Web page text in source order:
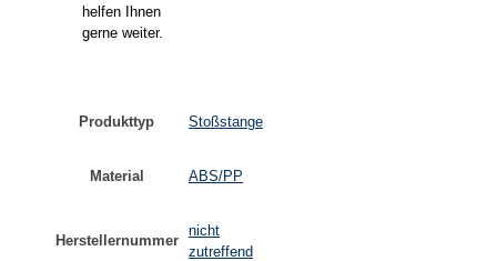
helfen Ihnen
gerne weiter.
Produkttyp Stoßstange
Material ABS/PP
Herstellernummer
nicht
zutreffend